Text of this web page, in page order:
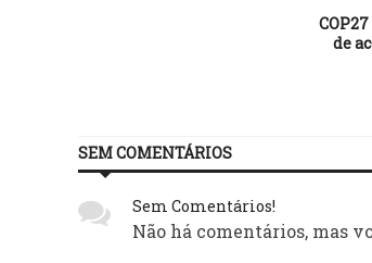
de
SEM COMENTÁRIOS
Sem Comentários!
Não há comentários, mas